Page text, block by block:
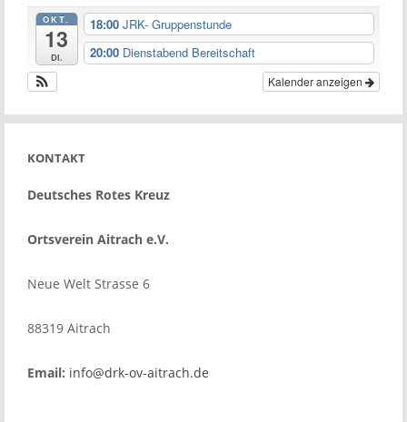
OKT.
13
Di.
18:00 JRK- Gruppenstunde
20:00 Dienstabend Bereitschaft
Kalender anzeigen
KONTAKT
Deutsches Rotes Kreuz
Ortsverein Aitrach e.V.
Neue Welt Strasse 6
88319 Aitrach
Email: info@drk-ov-aitrach.de